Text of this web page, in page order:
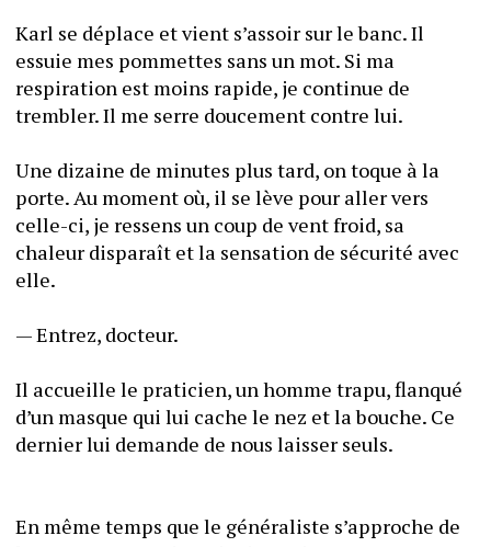
Karl se déplace et vient s’assoir sur le banc. Il
essuie mes pommettes sans un mot. Si ma
respiration est moins rapide, je continue de
trembler. Il me serre doucement contre lui.
Une dizaine de minutes plus tard, on toque à la
porte. Au moment où, il se lève pour aller vers
celle-ci, je ressens un coup de vent froid, sa
chaleur disparaît et la sensation de sécurité avec
elle.
— Entrez, docteur.
Il accueille le praticien, un homme trapu, flanqué
d’un masque qui lui cache le nez et la bouche. Ce
dernier lui demande de nous laisser seuls.
En même temps que le généraliste s’approche de